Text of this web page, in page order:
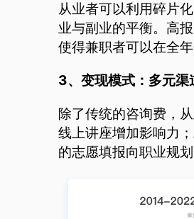
从业者可以利用碎片
业与副业的平衡。高
使得兼职者可以在全
3、变现模式：多元渠
除了传统的咨询费，
线上讲座增加影响力
的志愿填报向职业规